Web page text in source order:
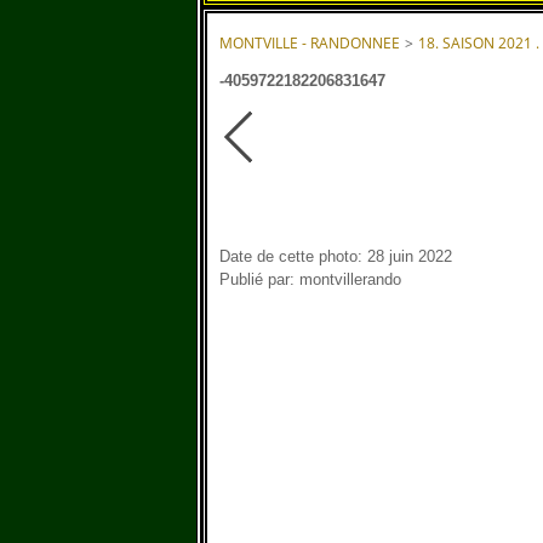
MONTVILLE - RANDONNEE > 18. SAISON 2021
-4059722182206831647
Date de cette photo: 28 juin 2022
Publié par: montvillerando